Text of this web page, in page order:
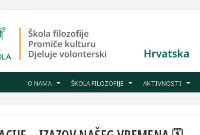
O NAMA ŠKOLA FILOZOFIJE AKTIVNOSTI